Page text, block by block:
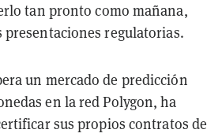
tan pronto como mañana,
presentaciones regulatorias.
un mercado de predicción
en la red Polygon, ha
sus propios contratos de